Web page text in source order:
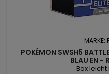
MARKE:
POKÉMON SWSH5
BLAU EN -
Box